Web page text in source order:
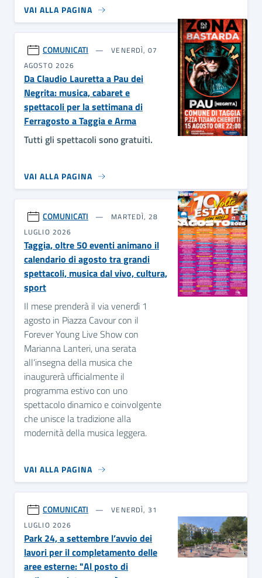
VAI ALLA PAGINA
COMUNICATI
VENERDÌ, 07
AGOSTO 2026
Da Claudio Lauretta a Pau dei
Negrita: musica, cabaret e
spettacoli per la settimana di
Ferragosto a Taggia e Arma
Tutti gli spettacoli sono gratuiti.
VAI ALLA PAGINA
COMUNICATI
MARTEDÌ, 28
LUGLIO 2026
Taggia, oltre 50 eventi animano il
calendario di agosto tra grandi
spettacoli, musica dal vivo, cultura,
sport
Il mese prenderà il via venerdì 1
agosto in Piazza Cavour con il
Forever Young Live Show con
Marianna Lanteri, una serata
all’insegna della musica che
inaugurerà ufficialmente il
programma estivo con uno
spettacolo dinamico e coinvolgente
che unisce la tradizione alla
modernità della musica leggera.
VAI ALLA PAGINA
COMUNICATI
VENERDÌ, 31
LUGLIO 2026
Park 24, a settembre l’avvio dei
lavori per il completamento delle
aree esterne: "Al posto di